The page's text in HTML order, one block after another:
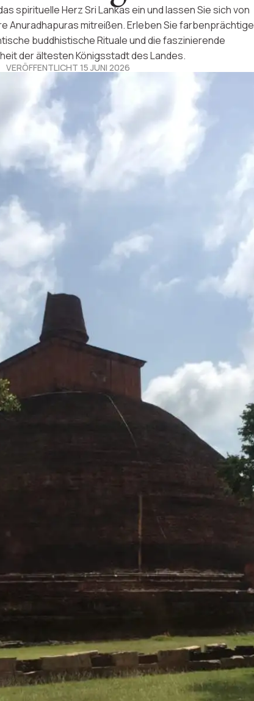
spirituelle Herz Sri Lankas ein und lassen Sie sich von
Anuradhapuras mitreißen. Erleben Sie farbenprächtige
buddhistische Rituale und die faszinierende
der ältesten Königsstadt des Landes.
VERÖFFENTLICHT 15 JUNI 2026